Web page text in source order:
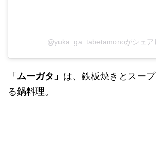
@yuka_ga_tabetamonoがシェア
「ムーガタ」 は、鉄板焼きとスー
る鍋料理。